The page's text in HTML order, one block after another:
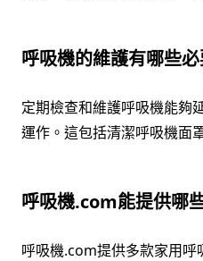
呼吸機的維護有哪些必
定期檢查和維護呼吸機能夠
運作。這包括清潔呼吸機面
呼吸機.com能提供哪
呼吸機.com提供多款家用